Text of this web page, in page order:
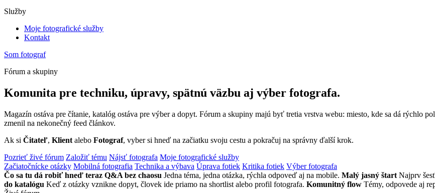
Služby
Moje fotografické služby
Kontakt
Som fotograf
Fórum a skupiny
Komunita pre techniku, úpravy, spätnú väzbu aj výber fotografa.
Magazín ostáva pre čítanie, katalóg ostáva pre výber a dopyt. Fórum a skupiny majú byť tretia vrstva webu: miesto, kde sa dá rýchlo
zmenil na nekonečný feed článkov.
Ak si Čitateľ, Klient alebo Fotograf, vyber si hneď na začiatku svoju cestu a pokračuj na správny ďalší krok.
Pozrieť živé fórum Založiť tému Nájsť fotografa Moje fotografické služby
Začiatočnícke otázky Mobilná fotografia Technika a výbava Úprava fotiek Kritika fotiek Výber fotografa
Čo sa tu dá robiť hneď teraz Q&A bez chaosu Jedna téma, jedna otázka, rýchla odpoveď aj na mobile. Malý jasný štart Najprv
do katalógu Keď z otázky vznikne dopyt, človek ide priamo na shortlist alebo profil fotografa. Komunitný flow Témy, odpovede aj